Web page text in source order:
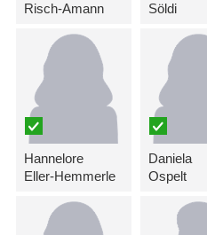
Risch-Amann
Hannelore
Eller-Hemmerle
Söldi
Daniela
Ospelt